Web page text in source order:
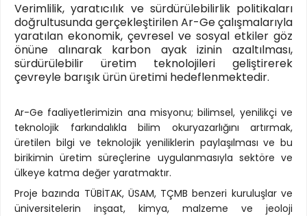
Verimlilik, yaratıcılık ve sürdürülebilirlik politikaları
doğrultusunda gerçekleştirilen Ar-Ge çalışmalarıyla
yaratılan ekonomik, çevresel ve sosyal etkiler göz
önüne alınarak karbon ayak izinin azaltılması,
sürdürülebilir üretim teknolojileri geliştirerek
çevreyle barışık ürün üretimi hedeflenmektedir.
Ar-Ge faaliyetlerimizin ana misyonu; bilimsel, yenilikçi ve
teknolojik farkındalıkla bilim okuryazarlığını artırmak,
üretilen bilgi ve teknolojik yeniliklerin paylaşılması ve bu
birikimin üretim süreçlerine uygulanmasıyla sektöre ve
ülkeye katma değer yaratmaktır.
Proje bazında TÜBİTAK, ÜSAM, TÇMB benzeri kuruluşlar ve
üniversitelerin inşaat, kimya, malzeme ve jeoloji